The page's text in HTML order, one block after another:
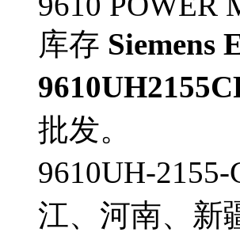
库存 Siemens
批发。
9610UH-
江、河南、新